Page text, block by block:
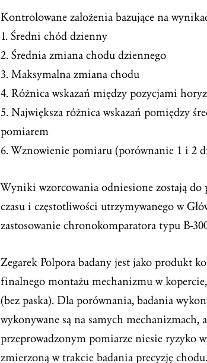
Kontrolowane założenia bazujące na
1. Średni chód dzienny
2. Średnia zmiana chodu dziennego
3. Maksymalna zmiana chodu
4. Różnica wskazań między pozycjami
5. Największa różnica wskazań pomiędzy
pomiarem
6. Wznowienie pomiaru (porównanie 1 i 2
Wyniki wzorcowania odniesione zostają do
czasu i częstotliwości utrzymywanego w
zastosowanie chronokomparatora typu B-
Zegarek Polpora badany jest jako produkt
finalnego montażu mechanizmu w
(bez paska). Dla porównania, badania
wykonywane są na samych
przeprowadzonym pomiarze niesie ryzyko
zmierzoną w trakcie badania precyzję chodu.